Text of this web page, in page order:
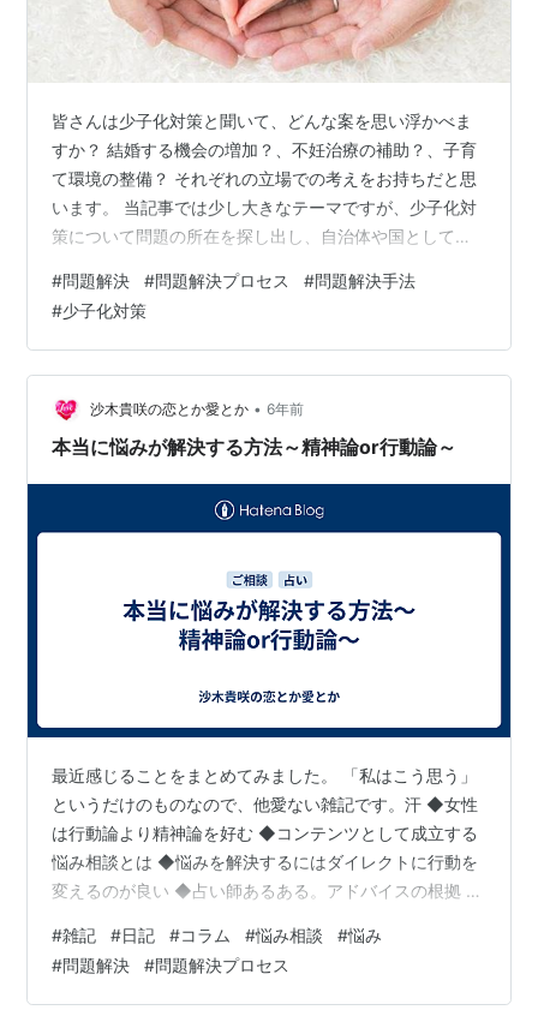
皆さんは少子化対策と聞いて、どんな案を思い浮かべま
すか？ 結婚する機会の増加？、不妊治療の補助？、子育
て環境の整備？ それぞれの立場での考えをお持ちだと思
います。 当記事では少し大きなテーマですが、少子化対
策について問題の所在を探し出し、自治体や国として取
子さんをお持ちの方 日本の将来に関心がない方 自治体の
運営に関わる方 コロナショックにおいて、子供の出産を
ためらう方も増えていると思います。 今後の政府への期
待も込めて対策を考えてみましょう。 結論だけ知りたい
方は目次から最後に飛んでください。 問題の明確化
（What） 問題箇所の特定（Wh…
#問題解決 #問題解決プロセス #問題解決手法
#少子化対策
沙木貴咲の恋とか愛とか • 6年前
本当に悩みが解決する方法～精神論or行動論～
最近感じることをまとめてみました。 「私はこう思う」
というだけのものなので、他愛ない雑記です。汗 ◆女性
は行動論より精神論を好む ◆コンテンツとして成立する
悩み相談とは ◆悩みを解決するにはダイレクトに行動を
変えるのが良い ◆占い師あるある。アドバイスの根拠 ◆
を好む 私の実感なんですが……女性は行動論より精神論
を好む傾向があると思っています。 「目からウロコの気
づき、自分にはない発想」「こういう風に考え方を変え
#雑記 #日記 #コラム #悩み相談 #悩み
#問題解決 #問題解決プロセス